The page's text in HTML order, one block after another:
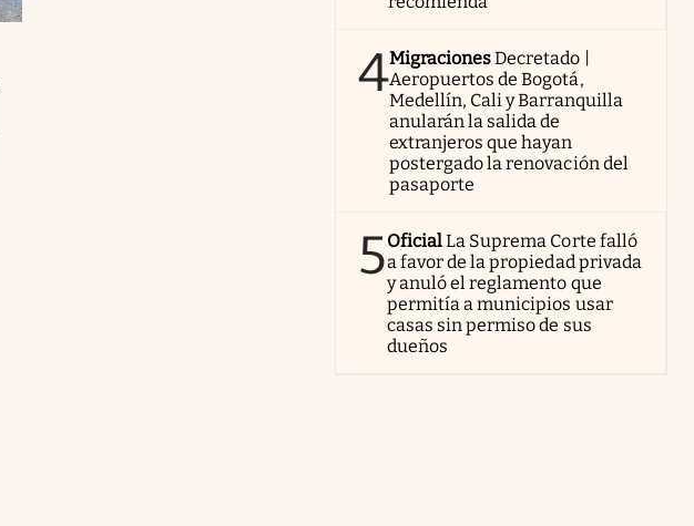
4MigracionesDecretado |
Aeropuertos de Bogotá,
Medellín, Cali y Barranquilla
anularán la salida de
extranjeros que hayan
postergado la renovación del
pasaporte
5OficialLa Suprema Corte falló
a favor de la propiedad privada
y anuló el reglamento que
permitía a municipios usar
casas sin permiso de sus
dueños